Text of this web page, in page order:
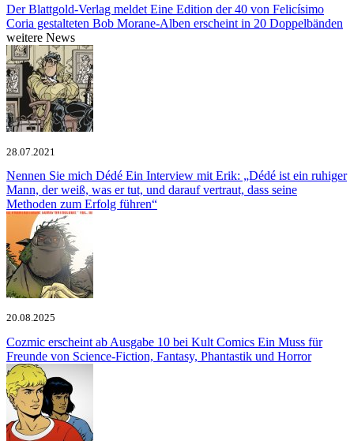
Der Blattgold-Verlag meldet Eine Edition der 40 von Felicísimo
Coria gestalteten Bob Morane-Alben erscheint in 20 Doppelbänden
weitere News
28.07.2021
Nennen Sie mich Dédé Ein Interview mit Erik: „Dédé ist ein ruhiger
Mann, der weiß, was er tut, und darauf vertraut, dass seine
Methoden zum Erfolg führen“
20.08.2025
Cozmic erscheint ab Ausgabe 10 bei Kult Comics Ein Muss für
Freunde von Science-Fiction, Fantasy, Phantastik und Horror